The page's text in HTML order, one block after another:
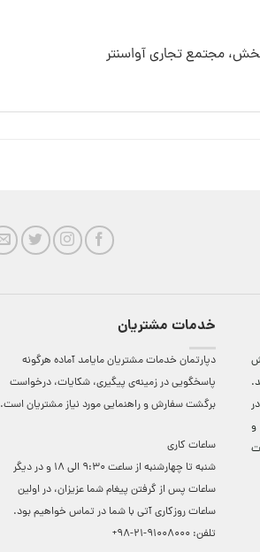
مجتمع تجاری آواسنتر
و
خدمات مشتریان
دپارتمان خدمات مشتریان مایامد آماده هرگونه
پاسخگویی در زمینه‌ی پیگیری، شکایات، درخواست
برگشت سفارش و راهنمایی مورد نیاز مشتریان است.
ساعات کاری
شنبه تا چهارشنبه از ساعت 9:30 الی 18 و در دیگر
ساعات ‌پس از گرفتن پیغام شما عزیزان، در اولین
ساعات روزکاری آتی با شما در تماس خواهیم بود.
تلفن: 91008000-21-98+